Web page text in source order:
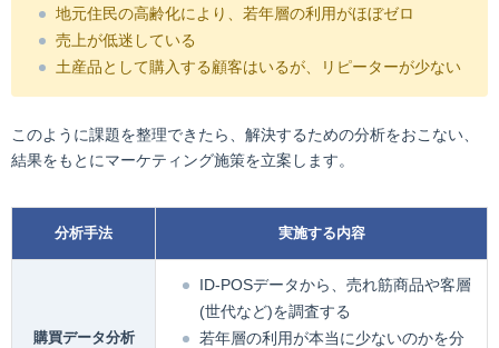
地元住民の高齢化により、若年層の利用がほぼゼロ
売上が低迷している
土産品として購入する顧客はいるが、リピーターが少ない
このように課題を整理できたら、解決するための分析をおこない、
結果をもとにマーケティング施策を立案します。
分析手法 実施する内容
購買データ分析
ID-POSデータから、売れ筋商品や客層
(世代など)を調査する
若年層の利用が本当に少ないのかを分